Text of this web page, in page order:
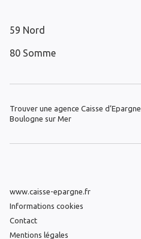
59 Nord
80 Somme
Trouver une agence Caisse d’Epargne
Boulogne sur Mer
www.caisse-epargne.fr
Informations cookies
Contact
Mentions légales